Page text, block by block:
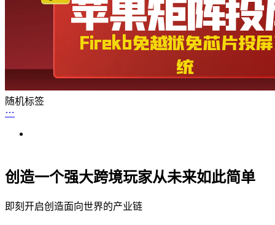
随机标签
创造一个强大跨境玩家从未来如此简单
即刻开启创造面向世界的产业链